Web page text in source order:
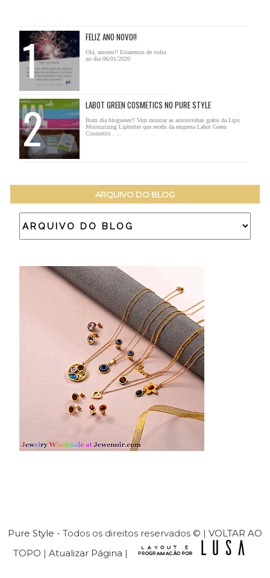
FELIZ ANO NOVO!!
Olá, amores!! Estaremos de volta
no dia 06/01/2020
LABOT GREEN COSMETICS NO PURE STYLE
Bom dia bloguetes!! Vim mostrar as amostrinhas grátis da Lipx
Moisturizing Lipbutter que recebi da empresa Labot Green
Cosmetics . ...
ARQUIVO DO BLOG
Pure Style - Todos os direitos reservados © | VOLTAR AO
TOPO | Atualizar Página |